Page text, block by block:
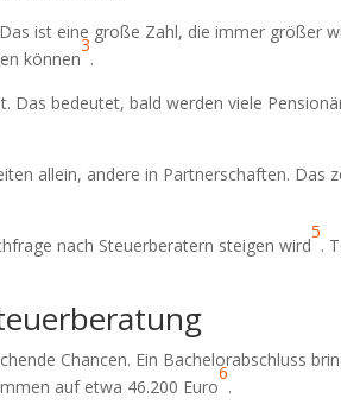
ist eine große Zahl, die immer größer
können
3
.
Das bedeutet, bald werden viele
allein, andere in Partnerschaften. Das
nach Steuerberatern steigen wird
5
.
Chancen. Ein Bachelorabschluss
auf etwa 46.200 Euro
6
.